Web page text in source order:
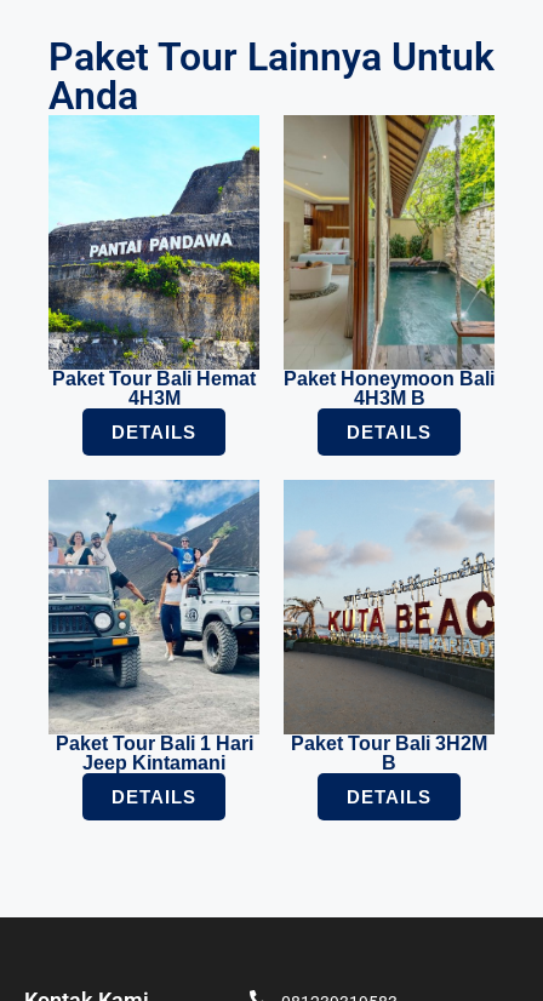
Paket Tour Lainnya Untuk
Anda
Paket Tour Bali Hemat
4H3M
DETAILS
Paket Honeymoon Bali
4H3M B
DETAILS
Paket Tour Bali 1 Hari
Jeep Kintamani
DETAILS
Paket Tour Bali 3H2M
B
DETAILS